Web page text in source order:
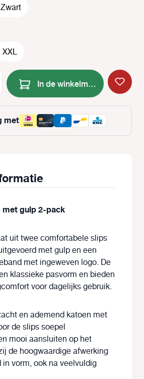
Zwart
XXL
Producthoeveelheid: Voer
In de winkelmand
met
met gulp 2-pack
uit twee comfortabele slips
met gulp en een
met ingeweven logo. De
klassieke pasvorm en bieden
voor dagelijks gebruik.
en ademend katoen met
de slips soepel
mooi aansluiten op het
de hoogwaardige afwerking
vorm, ook na veelvuldig